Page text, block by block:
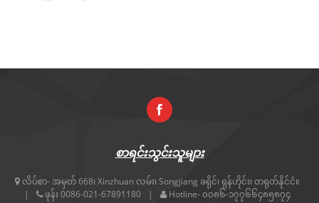
စာရင်းသွင်းသူများ
လိပ်စာ- အမှတ် 668၊ Xinzhuan လမ်း၊ Songjiang ခရိုင်၊ ရှန်ဟိုင်း၊ တရုတ်နိုင်ငံ။
ဖုန်း 0086-021-67891180 Hotline- ၀၀၈၆-၁၇၇၆၆၄၈၅၈၇၄